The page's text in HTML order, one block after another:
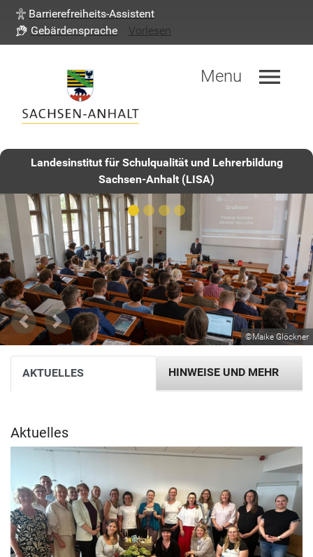
Menu menu
Barrierefreiheits-Assistent
Gebärdensprache
Vorlesen
Landesinstitut für Schulqualität und Lehrerbildung
Sachsen-Anhalt (LISA)
©Maike Glöckner
PreviousNext
AK­TU­EL­LES HIN­WEI­SE UND MEHR
Ak­tu­el­les